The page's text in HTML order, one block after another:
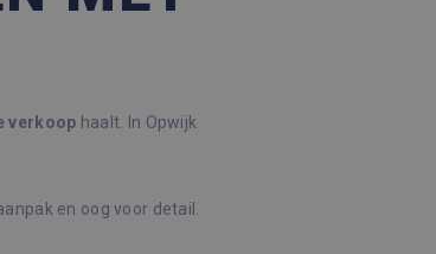
verkoop haalt. In Opwijk
en oog voor detail.